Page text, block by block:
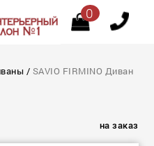
0
/ SAVIO FIRMINO Диван
на заказ